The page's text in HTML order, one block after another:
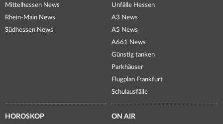
Mittelhessen News
Rhein-Main News
Südhessen News
Unfälle Hessen
A3 News
A5 News
A661 News
Günstig tanken
Parkhäuser
Flugplan Frankfurt
Schulausfälle
HOROSKOP ON AIR